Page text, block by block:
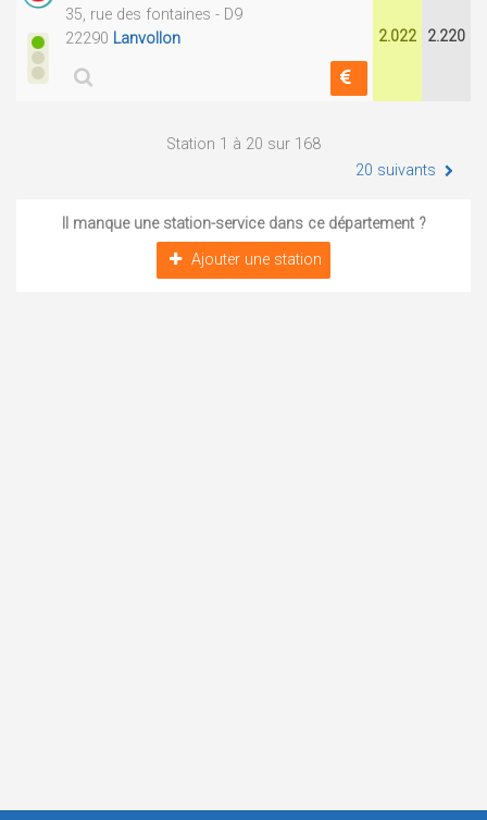
35, rue des fontaines - D9
22290 Lanvollon 2.022 2.220
Station 1 à 20 sur 168
20 suivants
Il manque une station-service dans ce département ?
Ajouter une station